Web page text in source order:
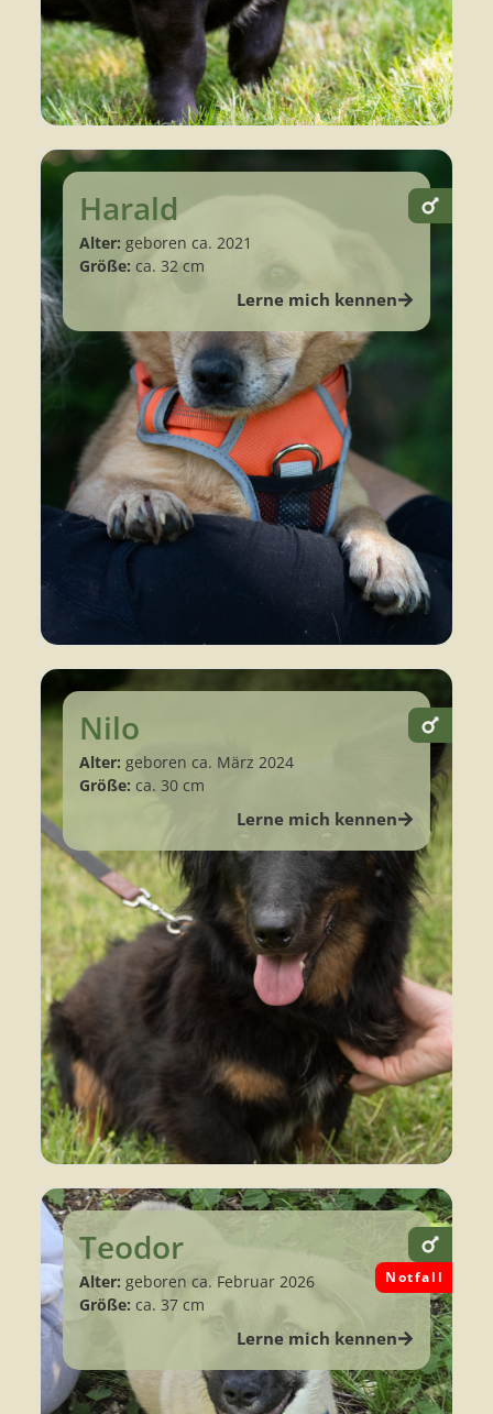
Harald
Alter: geboren ca. 2021
Größe: ca. 32 cm
Lerne mich kennen
Nilo
Alter: geboren ca. März 2024
Größe: ca. 30 cm
Lerne mich kennen
Teodor
Alter: geboren ca. Februar 2026
Größe: ca. 37 cm
Lerne mich kennen
Notfall